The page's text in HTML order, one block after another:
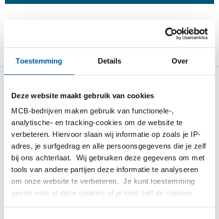
Toestemming Details Over
Deze website maakt gebruik van cookies
MCB-bedrijven maken gebruik van functionele-,
analytische- en tracking-cookies om de website te
verbeteren. Hiervoor slaan wij informatie op zoals je IP-
adres, je surfgedrag en alle persoonsgegevens die je zelf
bij ons achterlaat. Wij gebruiken deze gegevens om met
tools van andere partijen deze informatie te analyseren
om onze website te verbeteren. Je kunt toestemming
geven voor al deze cookies of je kunt zelf de cookies
Bruto prijslijst
Bruto prijslijst: Rvs 316
Strainer bibi BSP PN63 Y Type
RB
Prijzen in Euro per: 1 Stuks
Artikelnummer
2440-0828-14
Omschrijving
Y-Strainer F/F PN 40 BSP 316 1/4In